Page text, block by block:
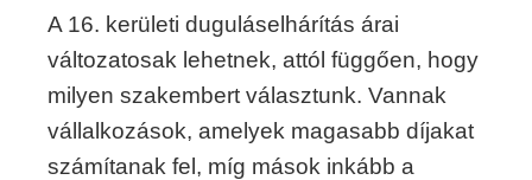
A 16. kerületi duguláselhárítás árai
változatosak lehetnek, attól függően, hogy
milyen szakembert választunk. Vannak
vállalkozások, amelyek magasabb díjakat
számítanak fel, míg mások inkább a